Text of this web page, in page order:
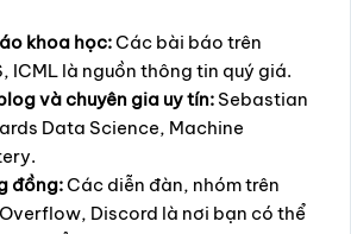
khoa học:Các bài báo trên
ICML là nguồn thông tin quý giá.
và chuyên gia uy tín: Sebastian
Data Science, Machine
đồng:Các diễn đàn, nhóm trên
Discord là nơi bạn có thể